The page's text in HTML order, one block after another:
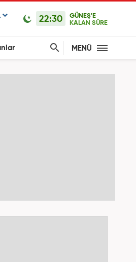
22:30
GÜNEŞ'E
KALAN SÜRE
MENÜ